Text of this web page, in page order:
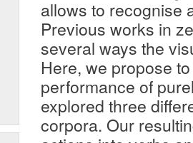
allows to recognise
Previous works in
several ways the
Here, we propose
performance of
explored three
corpora. Our